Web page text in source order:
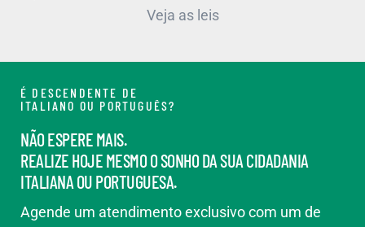
Veja as leis
É DESCENDENTE DE
ITALIANO OU PORTUGUÊS?
NÃO ESPERE MAIS.
REALIZE HOJE MESMO O SONHO DA SUA CIDADANIA
ITALIANA OU PORTUGUESA.
Agende um atendimento exclusivo com um de